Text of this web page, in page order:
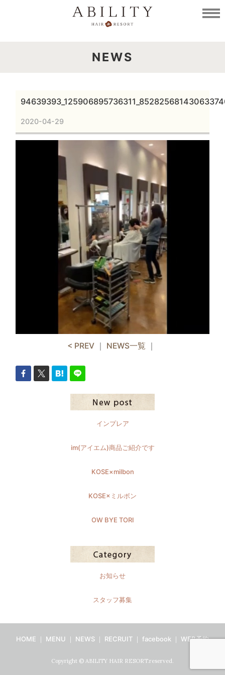
NEWS
2020-04-29
< PREV ｜ NEWS一覧 ｜
インプレア
im(アイエム)商品ご紹介です
KOSE×milbon
KOSE×ミルボン
OW BYE TORI
お知らせ
スタッフ募集
HOME ｜ MENU ｜ NEWS ｜ RECRUIT ｜ facebook ｜ WEB予約
Copyright © ABILITY HAIR RESORT.reserved.